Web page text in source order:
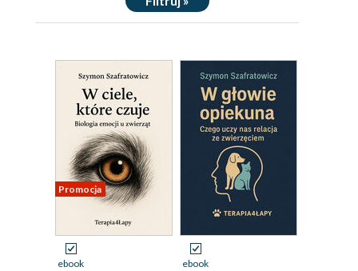
Promocja
ebook
ebook